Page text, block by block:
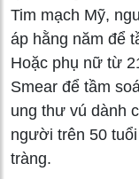
Tim mạch Mỹ,
áp hằng năm để
Hoặc phụ nữ từ
Smear để tầm
ung thư vú dành
người trên 50
tràng.